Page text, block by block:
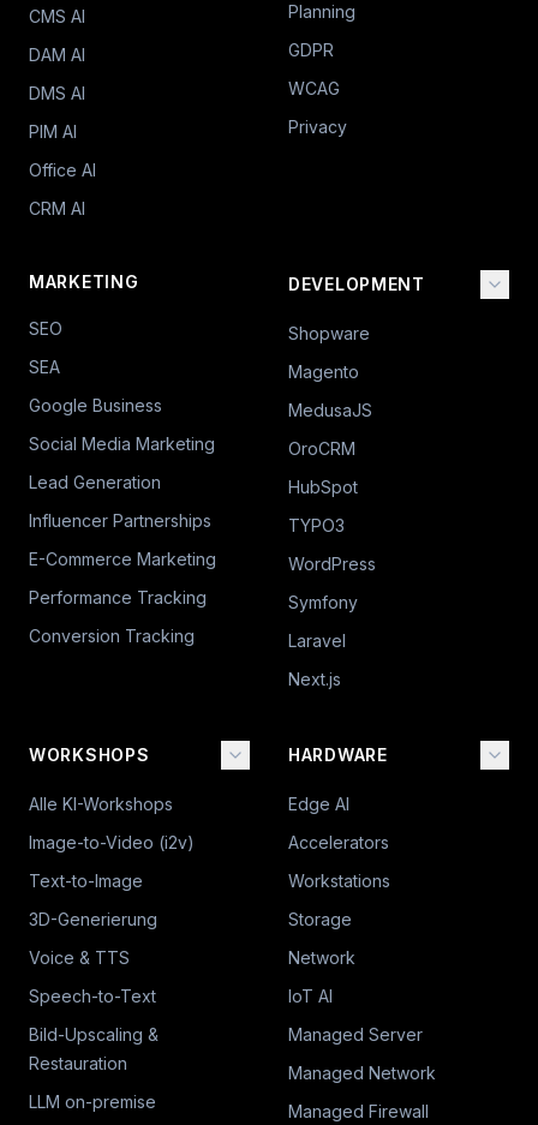
CMS AI
DAM AI
DMS AI
PIM AI
Office AI
CRM AI
Planning
GDPR
WCAG
Privacy
MARKETING
SEO
SEA
Google Business
Social Media Marketing
Lead Generation
Influencer Partnerships
E-Commerce Marketing
Performance Tracking
Conversion Tracking
DEVELOPMENT
Shopware
Magento
MedusaJS
OroCRM
HubSpot
TYPO3
WordPress
Symfony
Laravel
Next.js
WORKSHOPS
Alle KI-Workshops
Image-to-Video (i2v)
Text-to-Image
3D-Generierung
Voice & TTS
Speech-to-Text
Bild-Upscaling &
Restauration
LLM on-premise
HARDWARE
Edge AI
Accelerators
Workstations
Storage
Network
IoT AI
Managed Server
Managed Network
Managed Firewall